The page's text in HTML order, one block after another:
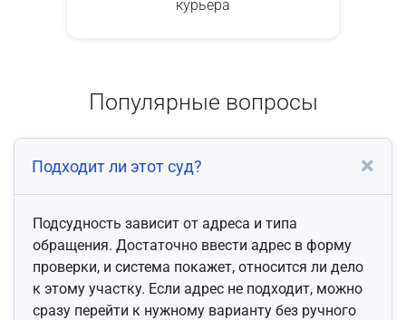
курьера
Популярные вопросы
Подходит ли этот суд?
Подсудность зависит от адреса и типа
обращения. Достаточно ввести адрес в форму
проверки, и система покажет, относится ли дело
к этому участку. Если адрес не подходит, можно
сразу перейти к нужному варианту без ручного